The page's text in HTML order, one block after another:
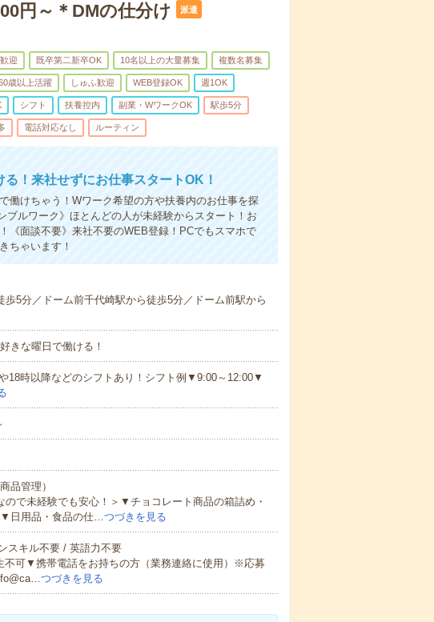
円～＊DMの仕分け 派遣
迎 既卒第二新卒OK 10名以上の大量募集 複数名募集
歳以上活躍 しゅふ歓迎 WEB登録OK 週1OK
シフト 扶養控内 副業・WワークOK 駅歩5分
電話対応なし ルーティン
！来社せずにお仕事スタートOK！
働けちゃう！Wワーク希望の方や扶養内のお仕事を探
ルワーク》ほとんどの人が未経験からスタート！お
《面談不要》来社不要のWEB登録！PCでもスマホで
ちゃいます！
5分／ドーム前千代崎駅から徒歩5分／ドーム前駅から
きな曜日で働ける！
18時以降などのシフトあり！シフト例▼9:00～12:00▼
品管理）
ので未経験でも安心！＞▼チョコレート商品の箱詰め・
▼日用品・食品の仕…つづきを見る
スキル不要 / 英語力不要
可▼携帯電話をお持ちの方（業務連絡に使用）※応募
つづきを見る